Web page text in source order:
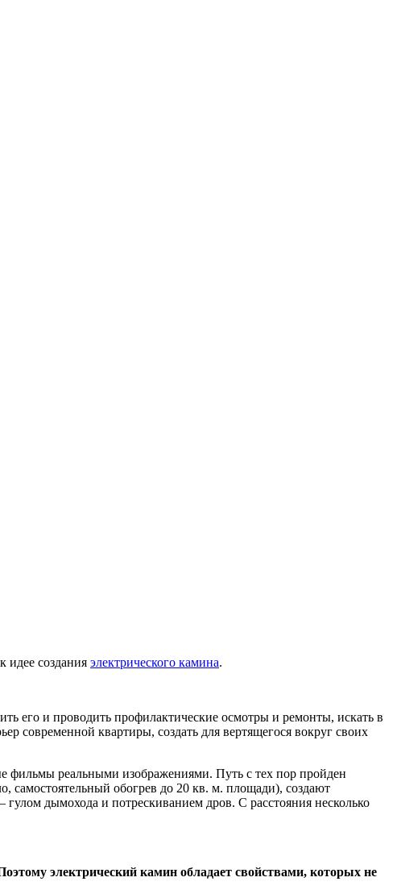
идее создания электрического камина.
его и проводить профилактические осмотры и ремонты, искать в
современной квартиры, создать для вертящегося вокруг своих
фильмы реальными изображениями. Путь с тех пор пройден
самостоятельный обогрев до 20 кв. м. площади), создают
дымохода и потрескиванием дров. С расстояния несколько
электрический камин обладает свойствами, которых не